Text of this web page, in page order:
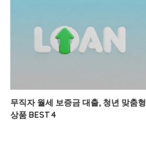
무직자 월세 보증금 대출, 청년 맞춤형
상품 BEST 4